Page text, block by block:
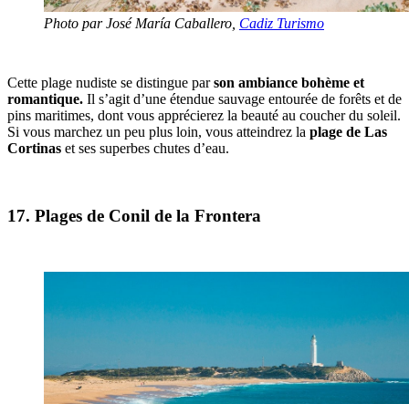
Photo par José María Caballero, Cadiz Turismo
Cette plage nudiste se distingue parson ambiance bohème et
romantique. Il s’agit d’une étendue sauvage entourée de forêts et de
pins maritimes, dont vous apprécierez la beauté au coucher du soleil.
Si vous marchez un peu plus loin, vous atteindrez la plage de Las
Cortinas et ses superbes chutes d’eau.
17. Plages de Conil de la Frontera